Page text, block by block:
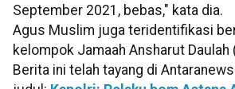
September 2021, bebas," kata dia.
Agus Muslim juga teridentifikasi
kelompok Jamaah Ansharut Daulah
Berita ini telah tayang di